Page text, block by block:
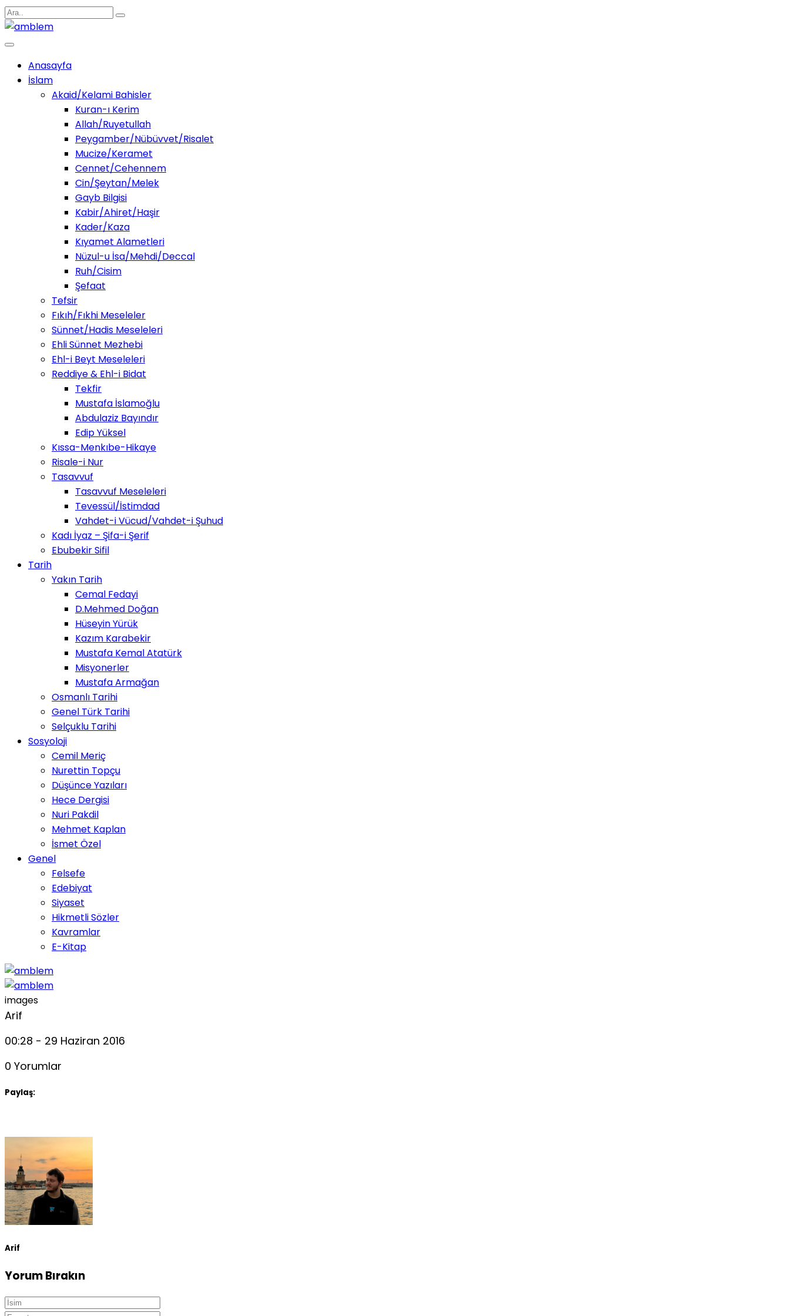
Anasayfa
İslam
Akaid/Kelami Bahisler
Kuran-ı Kerim
Allah/Ruyetullah
Peygamber/Nübüvvet/Risalet
Mucize/Keramet
Cennet/Cehennem
Cin/Şeytan/Melek
Gayb Bilgisi
Kabir/Ahiret/Haşir
Kader/Kaza
Kıyamet Alametleri
Nüzul-u İsa/Mehdi/Deccal
Ruh/Cisim
Şefaat
Tefsir
Fıkıh/Fıkhi Meseleler
Sünnet/Hadis Meseleleri
Ehli Sünnet Mezhebi
Ehl-i Beyt Meseleleri
Reddiye & Ehl-i Bidat
Tekfir
Mustafa İslamoğlu
Abdulaziz Bayındır
Edip Yüksel
Kıssa-Menkıbe-Hikaye
Risale-i Nur
Tasavvuf
Tasavvuf Meseleleri
Tevessül/İstimdad
Vahdet-i Vücud/Vahdet-i Şuhud
Kadı İyaz – Şifa-i Şerif
Ebubekir Sifil
Tarih
Yakın Tarih
Cemal Fedayi
D.Mehmed Doğan
Hüseyin Yürük
Kazım Karabekir
Mustafa Kemal Atatürk
Misyonerler
Mustafa Armağan
Osmanlı Tarihi
Genel Türk Tarihi
Selçuklu Tarihi
Sosyoloji
Cemil Meriç
Nurettin Topçu
Düşünce Yazıları
Hece Dergisi
Nuri Pakdil
Mehmet Kaplan
İsmet Özel
Genel
Felsefe
Edebiyat
Siyaset
Hikmetli Sözler
Kavramlar
E-Kitap
images
Arif
00:28 - 29 Haziran 2016
0 Yorumlar
Paylaş:
Arif
Yorum Bırakın